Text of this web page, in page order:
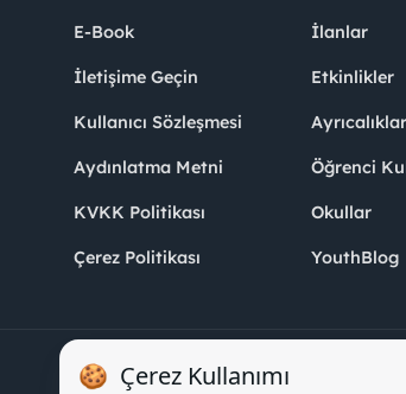
E-Book
İletişime Geçin
Kullanıcı Sözleşmesi
Aydınlatma Metni
KVKK Politikası
Çerez Politikası
İlanlar
Etkinlikler
Ayrıcalıklar
Öğrenci
Okullar
YouthBlog